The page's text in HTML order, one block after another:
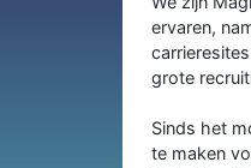
ervaren,
grote
Sinds het
te maken